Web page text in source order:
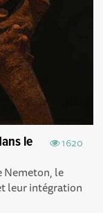
1620
le
Nemeton, le
leur intégration